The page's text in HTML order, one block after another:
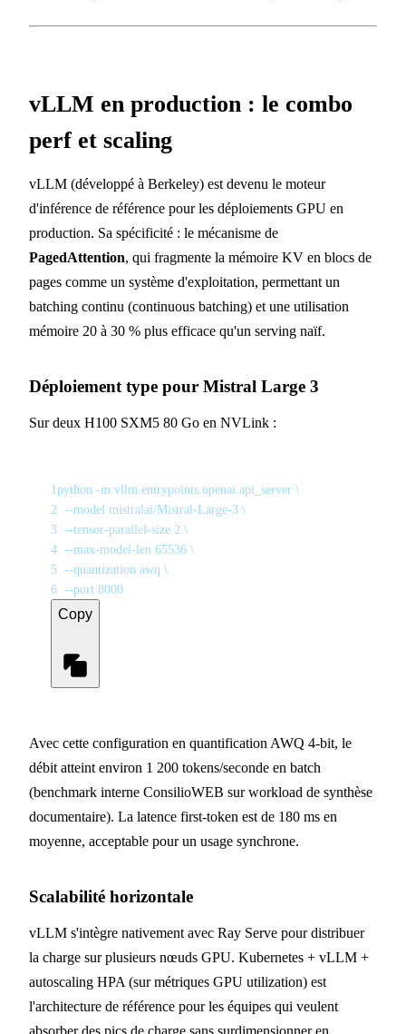
vLLM en production : le combo
perf et scaling
vLLM (développé à Berkeley) est devenu le moteur
d'inférence de référence pour les déploiements GPU en
production. Sa spécificité : le mécanisme de
PagedAttention, qui fragmente la mémoire KV en blocs de
pages comme un système d'exploitation, permettant un
batching continu (continuous batching) et une utilisation
mémoire 20 à 30 % plus efficace qu'un serving naïf.
Déploiement type pour Mistral Large 3
Sur deux H100 SXM5 80 Go en NVLink :
1python -m vllm.entrypoints.openai.api_server \
2
  --model mistralai/Mistral-Large-3 \
3
  --tensor-parallel-size 2 \
4
  --max-model-len 65536 \
5
  --quantization awq \
6
  --port 8000
Copy
Avec cette configuration en quantification AWQ 4-bit, le
débit atteint environ 1 200 tokens/seconde en batch
(benchmark interne ConsilioWEB sur workload de synthèse
documentaire). La latence first-token est de 180 ms en
moyenne, acceptable pour un usage synchrone.
Scalabilité horizontale
vLLM s'intègre nativement avec Ray Serve pour distribuer
la charge sur plusieurs nœuds GPU. Kubernetes + vLLM +
autoscaling HPA (sur métriques GPU utilization) est
l'architecture de référence pour les équipes qui veulent